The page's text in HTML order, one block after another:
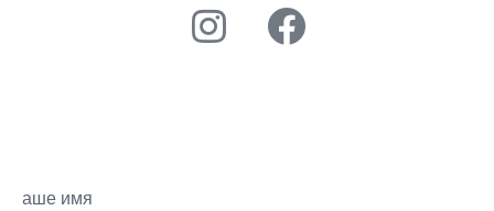
аше имя